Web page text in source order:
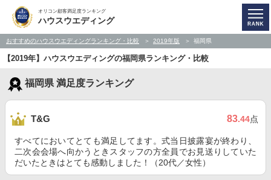
オリコン顧客満足度ランキング
ハウスウエディング
おすすめのハウスウエディングランキング・比較 2019年版 福岡県
【2019年】ハウスウエディングの福岡県ランキング・比較
福岡県 満足度ランキング
T&G 83.44点
すべてにおいてとても満足してます。式当日披露宴が終わり、
二次会会場へ向かうときスタッフの方全員でお見送りしていた
だいたときはとても感動しました！（20代／女性）